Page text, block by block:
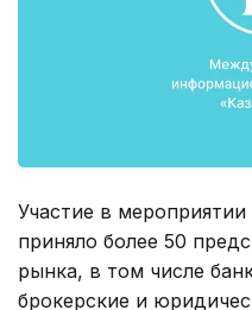
Участие в
приняло более 50
рынка, в том числе
брокерские и